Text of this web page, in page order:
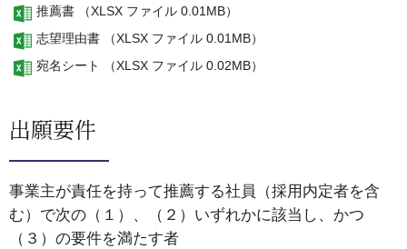
推薦書 （XLSX ファイル 0.01MB）
志望理由書 （XLSX ファイル 0.01MB）
宛名シート （XLSX ファイル 0.02MB）
出願要件
事業主が責任を持って推薦する社員（採用内定者を含
む）で次の（１）、（２）いずれかに該当し、かつ
（３）の要件を満たす者